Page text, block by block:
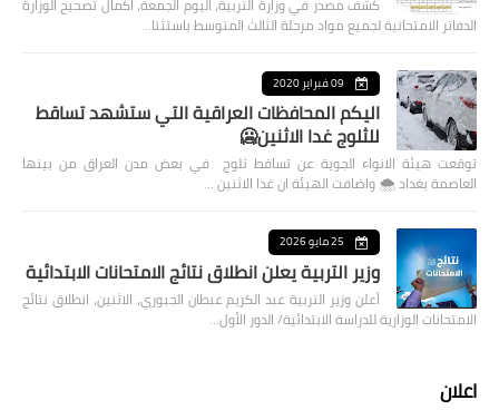
الدفاتر الامتحانية لجميع مواد مرحلة الثالث المتوسط باستثنا…
09 فبراير 2020
اليكم المحافظات العراقية التي ستشهد تساقط
للثلوج غدا الاثنين🥶
توقعت هيئة الانواء الجوية عن تساقط ثلوج في بعض مدن العراق من بينها
العاصمة بغداد ⁦🌨️⁩ واضافت الهيئة ان غدا الاثنين …
25 مايو 2026
وزير التربية يعلن انطلاق نتائج الامتحانات الابتدائية
أعلن وزير التربية عبد الكريم عبطان الجبوري، الاثنين، انطلاق نتائج
الامتحانات الوزارية للدراسة الابتدائية/ الدور الأول…
اعلان